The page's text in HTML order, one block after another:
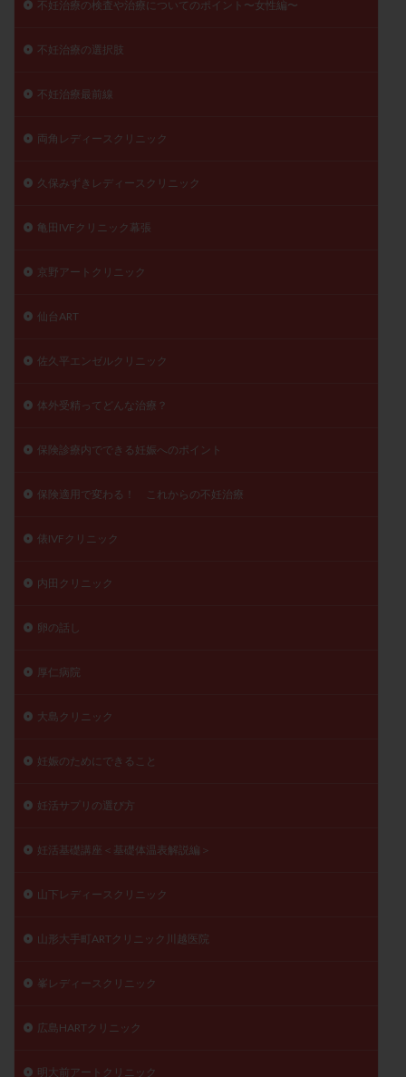
不妊治療の検査や治療についてのポイント〜女性編〜
不妊治療の選択肢
不妊治療最前線
両角レディースクリニック
久保みずきレディースクリニック
亀田IVFクリニック幕張
京野アートクリニック
仙台ART
佐久平エンゼルクリニック
体外受精ってどんな治療？
保険診療内でできる妊娠へのポイント
保険適用で変わる！ これからの不妊治療
俵IVFクリニック
内田クリニック
卵の話し
厚仁病院
大島クリニック
妊娠のためにできること
妊活サプリの選び方
妊活基礎講座＜基礎体温表解説編＞
山下レディースクリニック
山形大手町ARTクリニック川越医院
峯レディースクリニック
広島HARTクリニック
明大前アートクリニック